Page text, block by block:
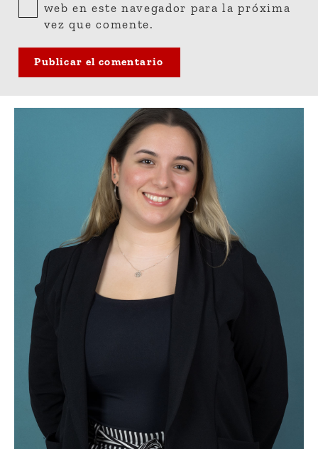
web en este navegador para la próxima
vez que comente.
Publicar el comentario